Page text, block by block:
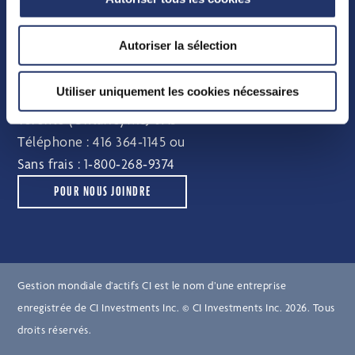
Autoriser la sélection
Utiliser uniquement les cookies nécessaires
Comité indépendant de révision
Pour nous joindre
15, York Street, 2eétage
Téléphone :416 364‑1145 ou
Sans frais : 1‑800‑268‑9374
POUR NOUS JOINDRE
Gestion mondiale d’actifs CI est le nom d’une entreprise
enregistrée de CI Investments Inc. © CI Investments Inc. 2026. Tous
droits réservés.